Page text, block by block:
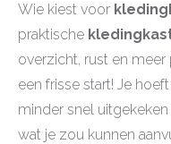
Wie kiest voor
praktische
overzicht, rust en meer
een frisse start! Je
minder snel
wat je zou kunnen